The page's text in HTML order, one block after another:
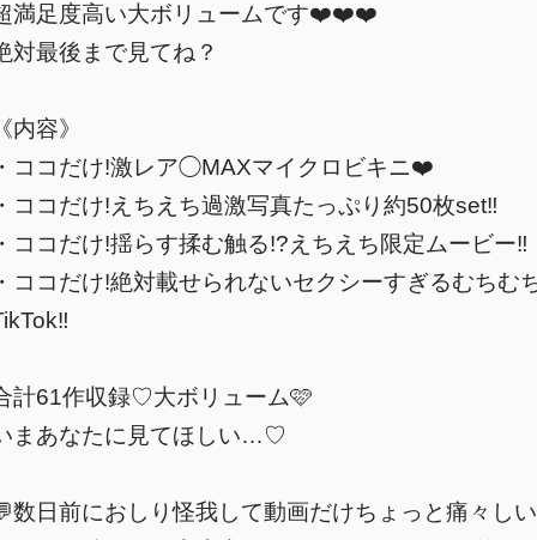
満足度高い大ボリュームです❤️❤️❤️
対最後まで見てね？
内容》
ココだけ!激レア◯MAXマイクロビキニ❤️
ココだけ!えちえち過激写真たっぷり約50枚set‼️
ココだけ!揺らす揉む触る!?えちえち限定ムービー‼️
ココだけ!絶対載せられないセクシーすぎるむちむ
計61作収録♡大ボリューム🩷
まあなたに見てほしい…♡
数日前におしり怪我して動画だけちょっと痛々しい